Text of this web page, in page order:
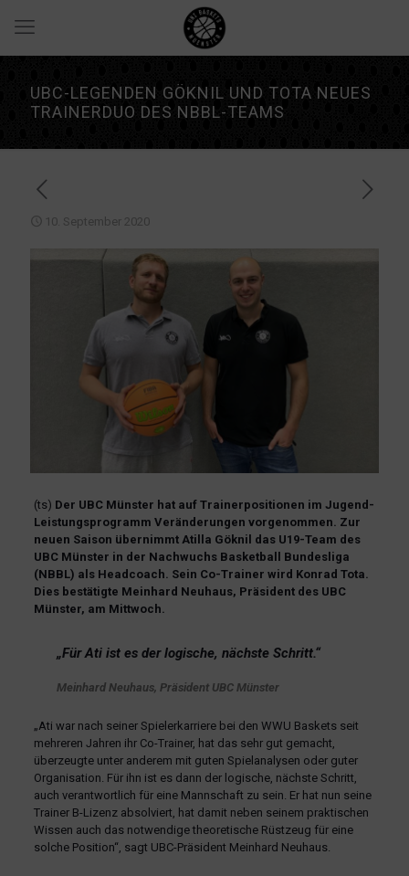
UBC-LEGENDEN GÖKNIL UND TOTA NEUES
TRAINERDUO DES NBBL-TEAMS
10. September 2020
(ts) Der UBC Münster hat auf Trainerpositionen im Jugend-
Leistungsprogramm Veränderungen vorgenommen. Zur
neuen Saison übernimmt Atilla Göknil das U19-Team des
UBC Münster in der Nachwuchs Basketball Bundesliga
(NBBL) als Headcoach. Sein Co-Trainer wird Konrad Tota.
Dies bestätigte Meinhard Neuhaus, Präsident des UBC
Münster, am Mittwoch.
„Für Ati ist es der logische, nächste Schritt.“
Meinhard Neuhaus, Präsident UBC Münster
„Ati war nach seiner Spielerkarriere bei den WWU Baskets seit
mehreren Jahren ihr Co-Trainer, hat das sehr gut gemacht,
überzeugte unter anderem mit guten Spielanalysen oder guter
Organisation. Für ihn ist es dann der logische, nächste Schritt,
auch verantwortlich für eine Mannschaft zu sein. Er hat nun seine
Trainer B-Lizenz absolviert, hat damit neben seinem praktischen
Wissen auch das notwendige theoretische Rüstzeug für eine
solche Position“, sagt UBC-Präsident Meinhard Neuhaus.